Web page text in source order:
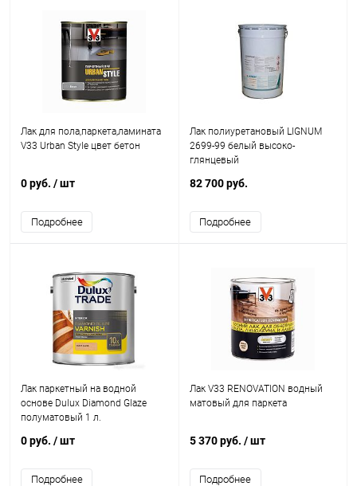
Лак для пола,паркета,ламината
V33 Urban Style цвет бетон
0 руб. / шт
Подробнее
Лак полиуретановый LIGNUM
2699-99 белый высоко-
глянцевый
82 700 руб.
Подробнее
Лак паркетный на водной
основе Dulux Diamond Glaze
полуматовый 1 л.
0 руб. / шт
Подробнее
Лак V33 RENOVATION водный
матовый для паркета
5 370 руб. / шт
Подробнее